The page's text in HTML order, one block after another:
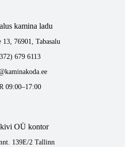
kamina ladu
13, 76901, Tabasalu
679 6113
09:00–17:00
OÜ kontor
139E/2 Tallinn